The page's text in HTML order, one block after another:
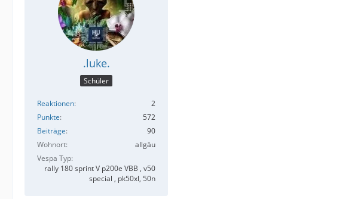
.luke.
Schüler
Reaktionen
2
Punkte
572
Beiträge
90
Wohnort
allgäu
Vespa Typ
rally 180 sprint V p200e VBB , v50
special , pk50xl, 50n